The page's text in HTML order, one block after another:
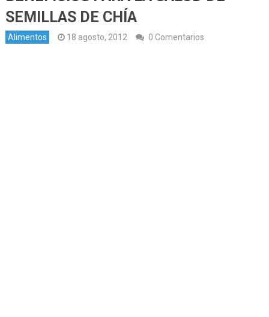
SEMILLAS DE CHÍA
Alimentos 18 agosto, 2012 0 Comentarios